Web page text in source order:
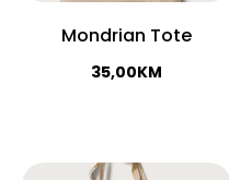
Mondrian Tote
35,00KM